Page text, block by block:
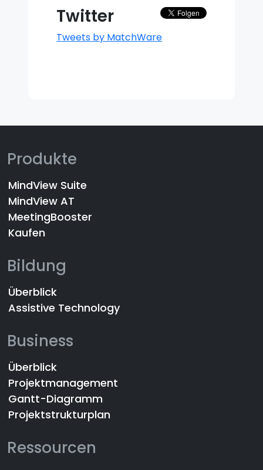
Twitter
Tweets by MatchWare
Produkte
MindView Suite
MindView AT
MeetingBooster
Kaufen
Bildung
Überblick
Assistive Technology
Business
Überblick
Projektmanagement
Gantt-Diagramm
Projektstrukturplan
Ressourcen